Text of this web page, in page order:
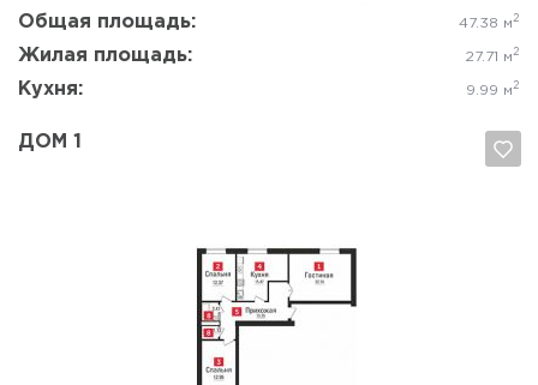
Общая площадь: 47.38 м 2
Жилая площадь: 27.71 м 2
Кухня: 9.99 м 2
ДОМ 1